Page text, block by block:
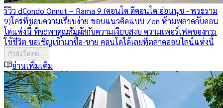
รีวิว dCondo Onnut – Rama 9 (คอนโด ดีคอนโด อ่อนนุช - พระราม
9)ใครที่ชอบความเรียบง่าย ชอบแนวคิดแบบ Zen ห้ามพลาดกับคอน
โดแห่งนี้ ที่จะพาคุณสัมผัสกับความเงียบสงบ ความเพอร์เฟคของการ
ใช้ชีวิต ขอเชิญเข้ามาซื้อ-ขาย คอนโดได้เลยที่ตลาดออนไลน์แห่งนี้
กำลังโหลด...
อ่านเพิ่มเติม